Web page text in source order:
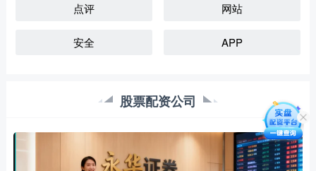
点评 网站
安全 APP
股票配资公司